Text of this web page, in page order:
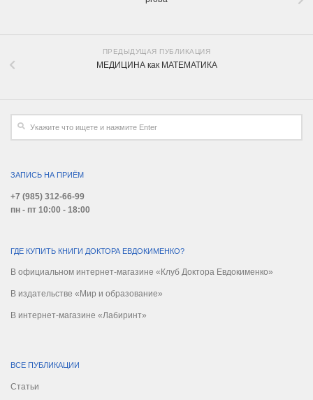
ПРЕДЫДУЩАЯ ПУБЛИКАЦИЯ
МЕДИЦИНА как МАТЕМАТИКА
ЗАПИСЬ НА ПРИЁМ
+7 (985) 312-66-99
пн - пт 10:00 - 18:00
ГДЕ КУПИТЬ КНИГИ ДОКТОРА ЕВДОКИМЕНКО?
В официальном интернет-магазине «Клуб Доктора Евдокименко»
В издательстве «Мир и образование»
В интернет-магазине «Лабиринт»
ВСЕ ПУБЛИКАЦИИ
Статьи